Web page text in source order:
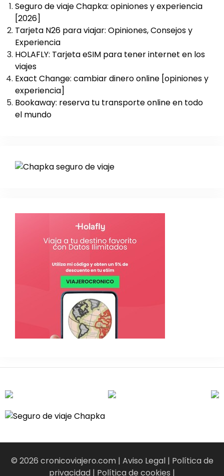
Seguro de viaje Chapka: opiniones y experiencia
[2026]
Tarjeta N26 para viajar: Opiniones, Consejos y
Experiencia
HOLAFLY: Tarjeta eSIM para tener internet en los
viajes
Exact Change: cambiar dinero online [opiniones y
experiencia]
Bookaway: reserva tu transporte online en todo
el mundo
© 2026 cronicoviajero.com | Aviso Legal| Política de
privacidad | Política de cookies |